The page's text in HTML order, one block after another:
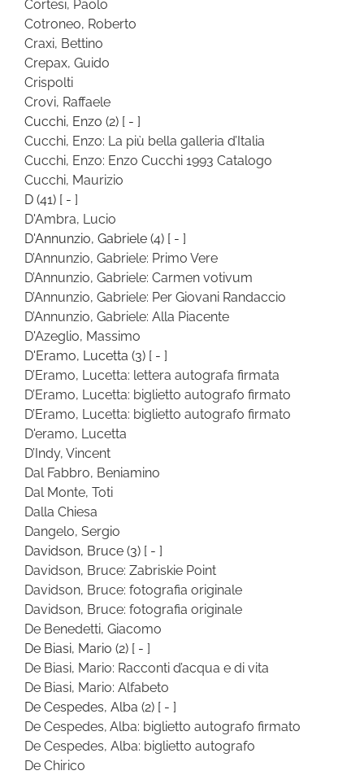
Cortesi, Paolo
Cotroneo, Roberto
Craxi, Bettino
Crepax, Guido
Crispolti
Crovi, Raffaele
Cucchi, Enzo (2) [ - ]
Cucchi, Enzo: La più bella galleria d’Italia
Cucchi, Enzo: Enzo Cucchi 1993 Catalogo
Cucchi, Maurizio
D (41) [ - ]
D'Ambra, Lucio
D'Annunzio, Gabriele (4) [ - ]
D’Annunzio, Gabriele: Primo Vere
D’Annunzio, Gabriele: Carmen votivum
D’Annunzio, Gabriele: Per Giovani Randaccio
D’Annunzio, Gabriele: Alla Piacente
D'Azeglio, Massimo
D'Eramo, Lucetta (3) [ - ]
D’Eramo, Lucetta: lettera autografa firmata
D’Eramo, Lucetta: biglietto autografo firmato
D’Eramo, Lucetta: biglietto autografo firmato
D'eramo, Lucetta
D’Indy, Vincent
Dal Fabbro, Beniamino
Dal Monte, Toti
Dalla Chiesa
Dangelo, Sergio
Davidson, Bruce (3) [ - ]
Davidson, Bruce: Zabriskie Point
Davidson, Bruce: fotografia originale
Davidson, Bruce: fotografia originale
De Benedetti, Giacomo
De Biasi, Mario (2) [ - ]
De Biasi, Mario: Racconti d’acqua e di vita
De Biasi, Mario: Alfabeto
De Cespedes, Alba (2) [ - ]
De Cespedes, Alba: biglietto autografo firmato
De Cespedes, Alba: biglietto autografo
De Chirico